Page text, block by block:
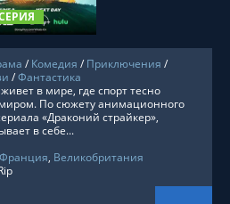
/ Комедия / Приключения /
/Фантастика
в мире, где спорт тесно
миром. По сюжету анимационного
«Драконий страйкер»,
в себе...
Франция, Великобритания